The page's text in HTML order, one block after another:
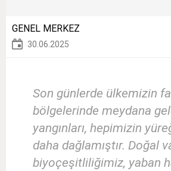
GENEL MERKEZ
30.06.2025
Son günlerde ülkemizin
bölgelerinde meydana
yangınları, hepimizin
daha dağlamıştır. Doğal
biyoçeşitliliğimiz, yaban